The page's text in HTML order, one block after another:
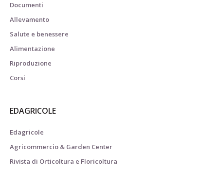
Documenti
Allevamento
Salute e benessere
Alimentazione
Riproduzione
Corsi
EDAGRICOLE
Edagricole
Agricommercio & Garden Center
Rivista di Orticoltura e Floricoltura